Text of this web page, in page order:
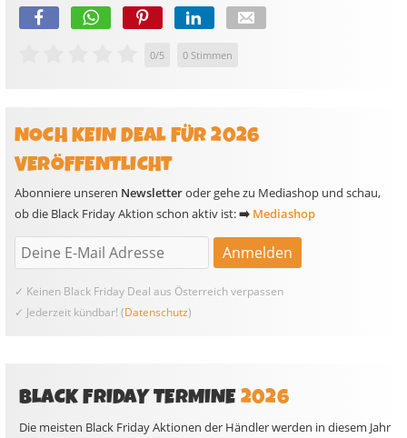
0/5 0 Stimmen
NOCH KEIN DEAL FÜR 2026
VERÖFFENTLICHT
Abonniere unseren Newsletteroder gehe zu Mediashop und schau,
ob die Black Friday Aktion schon aktiv ist:➡️ Mediashop
✓ Keinen Black Friday Deal aus Österreich verpassen
✓ Jederzeit kündbar! (Datenschutz)
BLACK FRIDAY TERMINE2026
Die meisten Black Friday Aktionen der Händler werden in diesem Jahr